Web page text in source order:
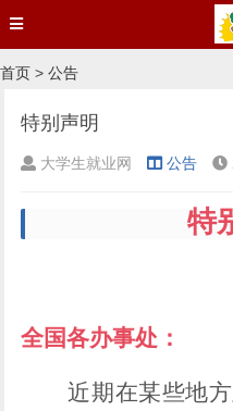
首页 > 公告
特别声明 ​
大学生就业网 公告
特
全国各办事处：
近期在某些地